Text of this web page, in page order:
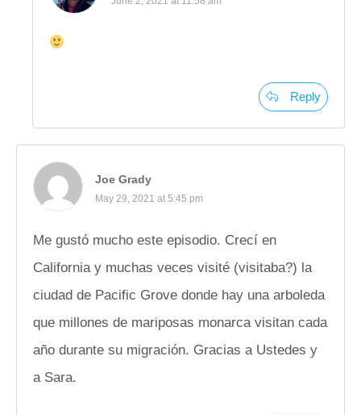
Reply
Joe Grady
May 29, 2021 at 5:45 pm
Me gustó mucho este episodio. Crecí en
California y muchas veces visité (visitaba?) la
ciudad de Pacific Grove donde hay una arboleda
que millones de mariposas monarca visitan cada
año durante su migración. Gracias a Ustedes y
a Sara.